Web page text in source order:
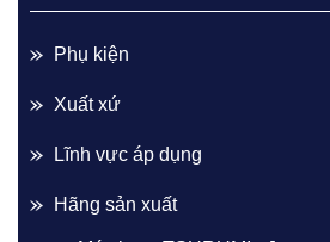
Phụ kiện
Xuất xứ
Lĩnh vực áp dụng
Hãng sản xuất